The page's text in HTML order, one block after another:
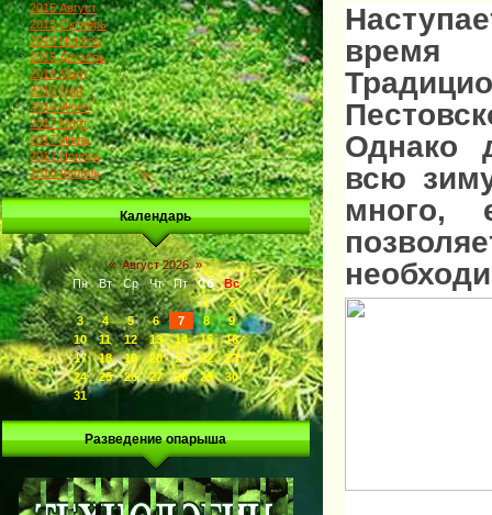
2015 Август
2015 Октябрь
2015 Ноябрь
2015 Декабрь
2016 Март
2016 Май
2016 Июль
2017 Март
2017 Июль
2017 Ноябрь
2018 Апрель
Календарь
« Август 2026 »
Пн
Вт Ср Чт Пт Сб
Вс
1
2
3
4 5 6 7 8
9
10
11 12 13 14 15
16
17
18 19 20 21 22
23
24
25 26 27 28 29
30
31
Разведение опарыша
время
Однако
всю
много,